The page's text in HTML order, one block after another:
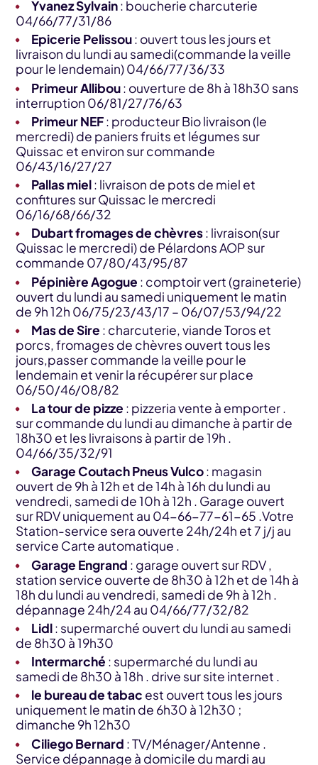
Yvanez Sylvain: boucherie charcuterie
04/66/77/31/86
Epicerie Pelissou: ouvert tous les jours et
livraison du lundi au samedi(commande la veille
pour le lendemain) 04/66/77/36/33
Primeur Allibou: ouverture de 8h à 18h30 sans
interruption 06/81/27/76/63
Primeur NEF: producteur Bio livraison (le
mercredi) de paniers fruits et légumes sur
Quissac et environ sur commande
06/43/16/27/27
Pallas miel: livraison de pots de miel et
confitures sur Quissac le mercredi
06/16/68/66/32
Dubart fromages de chèvres: livraison(sur
Quissac le mercredi) de Pélardons AOP sur
commande 07/80/43/95/87
Pépinière Agogue : comptoir vert (graineterie)
ouvert du lundi au samedi uniquement le matin
de 9h 12h 06/75/23/43/17 – 06/07/53/94/22
Mas de Sire : charcuterie, viande Toros et
porcs, fromages de chèvres ouvert tous les
jours,passer commande la veille pour le
lendemain et venir la récupérer sur place
06/50/46/08/82
La tour de pizze : pizzeria vente à emporter .
sur commande du lundi au dimanche à partir de
18h30 et les livraisons à partir de 19h .
04/66/35/32/91
Garage Coutach Pneus Vulco: magasin
ouvert de 9h à 12h et de 14h à 16h du lundi au
vendredi, samedi de 10h à 12h . Garage ouvert
sur RDV uniquement au 04-66-77-61-65 .Votre
Station-service sera ouverte 24h/24h et 7 j/j au
service Carte automatique .
Garage Engrand : garage ouvert sur RDV ,
station service ouverte de 8h30 à 12h et de 14h à
18h du lundi au vendredi, samedi de 9h à 12h .
dépannage 24h/24 au 04/66/77/32/82
Lidl: supermarché ouvert du lundi au samedi
de 8h30 à 19h30
Intermarché : supermarché du lundi au
samedi de 8h30 à 18h . drive sur site internet .
le bureau de tabac est ouvert tous les jours
uniquement le matin de 6h30 à 12h30 ;
dimanche 9h 12h30
Ciliego Bernard : TV/Ménager/Antenne .
Service dépannage à domicile du mardi au